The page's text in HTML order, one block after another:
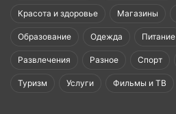
Красота и здоровье Магазины
Образование Одежда Питание
Развлечения Разное Спорт
Туризм Услуги Фильмы и ТВ